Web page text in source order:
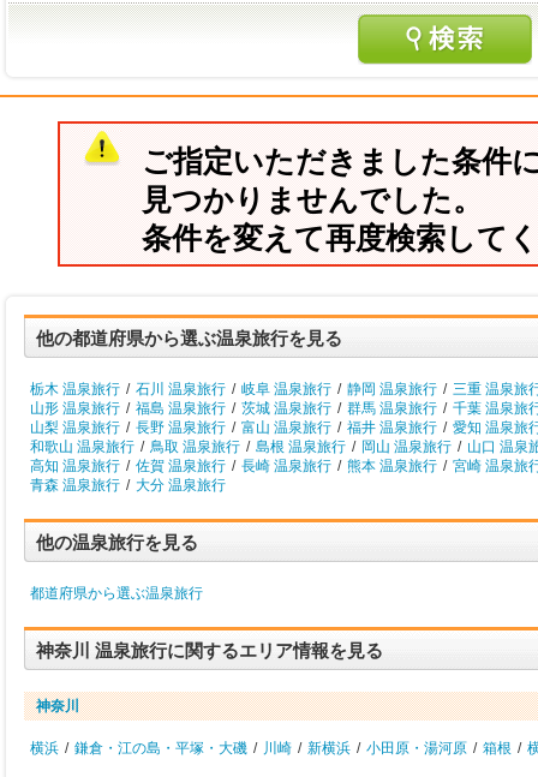
ご指定いただきました条件
見つかりませんでした。
条件を変えて再度検索して
他の都道府県から選ぶ温泉旅行を見る
栃木 温泉旅行 / 石川 温泉旅行 / 岐阜 温泉旅行 / 静岡 温泉旅行 / 三重 温泉旅
山形 温泉旅行 / 福島 温泉旅行 / 茨城 温泉旅行 / 群馬 温泉旅行 / 千葉 温泉旅
山梨 温泉旅行 / 長野 温泉旅行 / 富山 温泉旅行 / 福井 温泉旅行 / 愛知 温泉旅
和歌山 温泉旅行 / 鳥取 温泉旅行 / 島根 温泉旅行 / 岡山 温泉旅行 / 山口 温泉
高知 温泉旅行 / 佐賀 温泉旅行 / 長崎 温泉旅行 / 熊本 温泉旅行 / 宮崎 温泉旅
青森 温泉旅行 / 大分 温泉旅行
他の温泉旅行を見る
都道府県から選ぶ温泉旅行
神奈川 温泉旅行に関するエリア情報を見る
神奈川
横浜 / 鎌倉・江の島・平塚・大磯 / 川崎 / 新横浜 / 小田原・湯河原 / 箱根 /